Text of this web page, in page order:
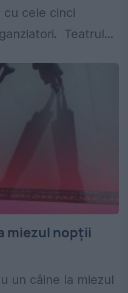
cele cinci
Teatrul...
miezul nopții
un câine la miezul